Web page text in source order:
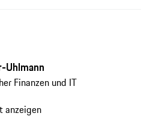
Uhlmann
Finanzen und IT
anzeigen